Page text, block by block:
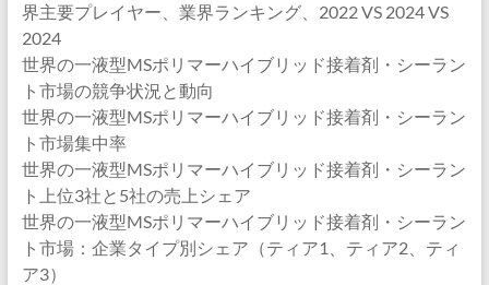
界主要プレイヤー、業界ランキング、2022 VS 2024 VS
2024
世界の一液型MSポリマーハイブリッド接着剤・シーラン
ト市場の競争状況と動向
世界の一液型MSポリマーハイブリッド接着剤・シーラン
ト市場集中率
世界の一液型MSポリマーハイブリッド接着剤・シーラン
ト上位3社と5社の売上シェア
世界の一液型MSポリマーハイブリッド接着剤・シーラン
ト市場：企業タイプ別シェア（ティア1、ティア2、ティ
ア3）